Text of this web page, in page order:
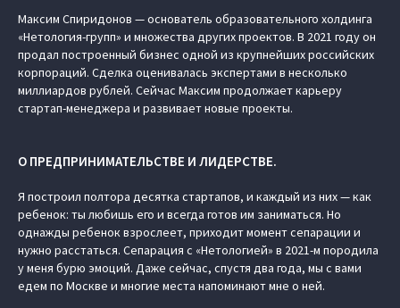
Максим Спиридонов — основатель образовательного холдинга
«Нетология-групп» и множества других проектов. В 2021 году он
продал построенный бизнес одной из крупнейших российских
корпораций. Сделка оценивалась экспертами в несколько
миллиардов рублей. Сейчас Максим продолжает карьеру
стартап-менеджера и развивает новые проекты.
О ПРЕДПРИНИМАТЕЛЬСТВЕ И ЛИДЕРСТВЕ.
Я построил полтора десятка стартапов, и каждый из них — как
ребенок: ты любишь его и всегда готов им заниматься. Но
однажды ребенок взрослеет, приходит момент сепарации и
нужно расстаться. Сепарация с «Нетологией» в 2021-м породила
у меня бурю эмоций. Даже сейчас, спустя два года, мы с вами
едем по Москве и многие места напоминают мне о ней.